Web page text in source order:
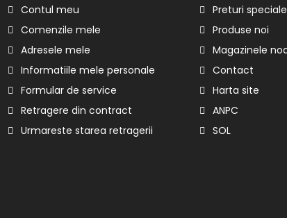
Contul meu
Comenzile mele
Adresele mele
Informatiile mele personale
Formular de service
Retragere din contract
Urmareste starea retragerii
Preturi speciale
Produse noi
Magazinele
Contact
Harta site
ANPC
SOL